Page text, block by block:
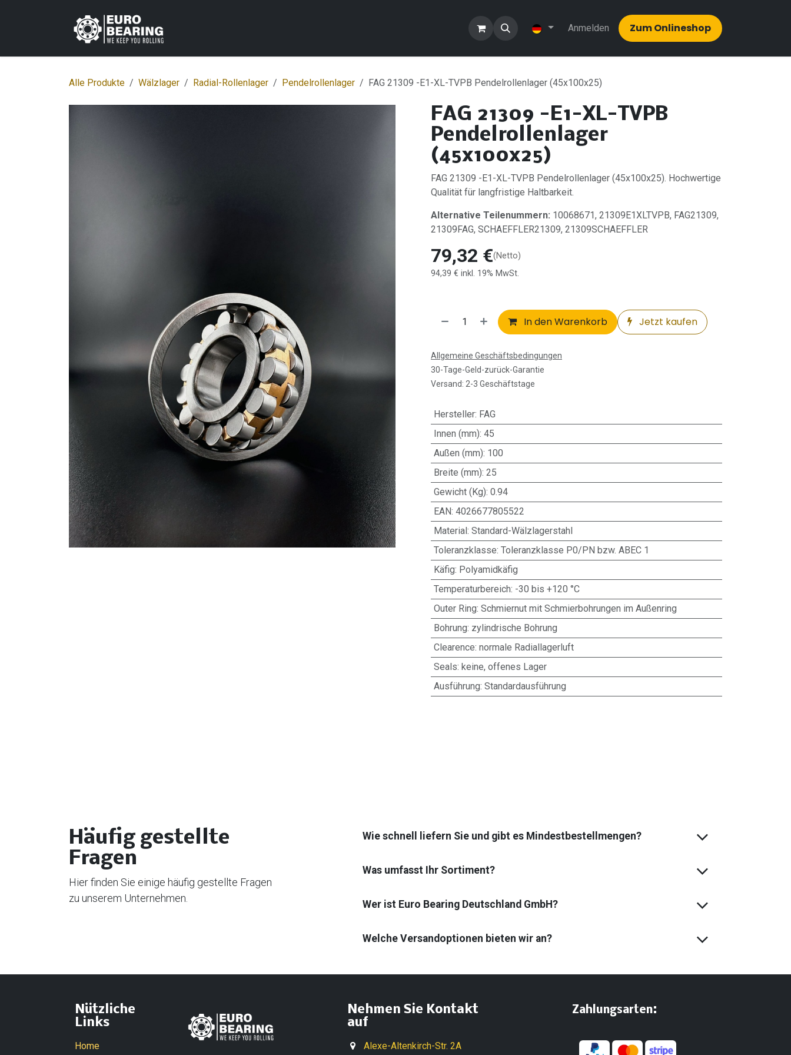
Anmelden Zum Onlinesh​​op
Alle Produkte Wälzlager Radial-Rollenlager Pendelrollenlager FAG 21309 -E1-XL-TVPB Pendelrollenlager (45x100x25)
FAG 21309 -E1-XL-TVPB
Pendelrollenlager
(45x100x25)
FAG 21309 -E1-XL-TVPB Pendelrollenlager (45x100x25). Hochwertige
Qualität für langfristige Haltbarkeit.
Alternative Teilenummern: 10068671, 21309E1XLTVPB, FAG21309,
21309FAG, SCHAEFFLER21309, 21309SCHAEFFLER
79,32 €(Netto)
94,39 € inkl. 19% MwSt.
In den Warenkorb Jetzt kaufen
Allgemeine Geschäftsbedingungen
30-Tage-Geld-zurück-Garantie
Versand: 2-3 Geschäftstage
Hersteller: FAG
Innen (mm): 45
Außen (mm): 100
Breite (mm): 25
Gewicht (Kg): 0.94
EAN: 4026677805522
Material: Standard-Wälzlagerstahl
Toleranzklasse: Toleranzklasse P0/PN bzw. ABEC 1
Käfig: Polyamidkäfig
Temperaturbereich: -30 bis +120 °C
Outer Ring: Schmiernut mit Schmierbohrungen im Außenring
Bohrung: zylindrische Bohrung
Clearence: normale Radiallagerluft
Seals: keine, offenes Lager
Ausführung: Standardausführung
Häufig gestellte
Fragen
Hier finden Sie einige häufig gestellte Fragen
zu unserem Unternehmen.
Wie schnell liefern Sie und gibt es Mindest­bestell­mengen?
Was umfasst Ihr Sortiment?
Wer ist Euro Bearing Deutschland GmbH?
Welche Versandoptionen bieten wir an?
Nützliche
Links
Home
Nehmen Sie Kontakt
auf
Alexe-Altenkirch-Str. 2A
​Zahlungsarten: